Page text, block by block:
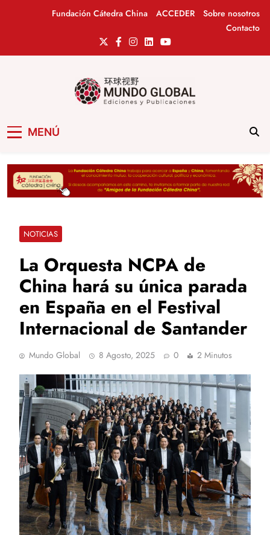
Fundación Cátedra China ACCEDER
Sobre nosotros
Contacto
MENÚ
NOTICIAS
La Orquesta NCPA de
China hará su única parada
en España en el Festival
Internacional de Santander
Mundo Global 8 Agosto, 2025 0 2 Minutos